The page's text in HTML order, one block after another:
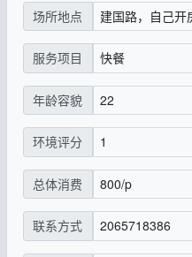
场所地点 建国路，自己开
服务项目 快餐
年龄容貌 22
环境评分 1
总体消费 800/p
联系方式 2065718386